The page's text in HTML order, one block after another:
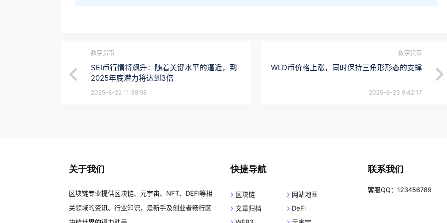
数字货币
SEI币行情将飙升：随着关键水平的逼近，到
2025年底潜力将达到3倍
2025-8-22 11:38:58
数字货币
WLD币价格上涨，同时保持三角形形态的支撑
2025-8-23 9:42:17
关于我们
区块链专业提供区块链、元宇宙、NFT、DEFI等相
关领域的资讯、行业知识，是新手及创业者畅行区
快捷导航
区块链
网站地图
文章归档
DeFi
联系我们
客服QQ：123456789